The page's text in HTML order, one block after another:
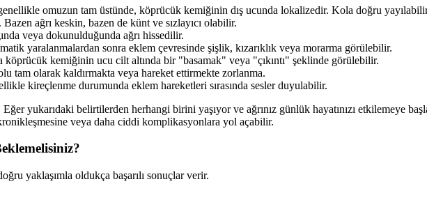
omuzun tam üstünde, köprücük kemiğinin dış ucunda lokalizedir. Kola doğru
ağrı keskin, bazen de künt ve sızlayıcı olabilir.
veya dokunulduğunda ağrı hissedilir.
yaralanmalardan sonra eklem çevresinde şişlik, kızarıklık veya morarma görülebilir.
köprücük kemiğinin ucu cilt altında bir "basamak" veya "çıkıntı" şeklinde görülebilir.
tam olarak kaldırmakta veya hareket ettirmekte zorlanma.
kireçlenme durumunda eklem hareketleri sırasında sesler duyulabilir.
yukarıdaki belirtilerden herhangi birini yaşıyor ve ağrınız günlük hayatınızı etkilemeye
veya daha ciddi komplikasyonlara yol açabilir.
yaklaşımla oldukça başarılı sonuçlar verir.